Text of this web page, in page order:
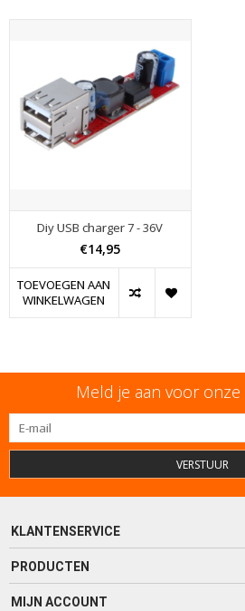
Diy USB charger 7 - 36V
€14,95
TOEVOEGEN AAN
WINKELWAGEN
Meld je aan voor
VERSTUUR
KLANTENSERVICE
PRODUCTEN
MIJN ACCOUNT